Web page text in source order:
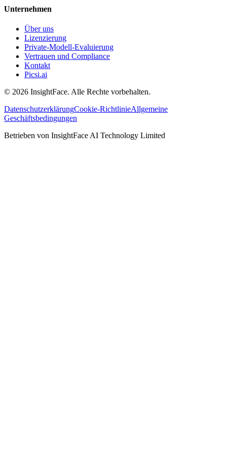
Unternehmen
Über uns
Lizenzierung
Private-Modell-Evaluierung
Vertrauen und Compliance
Kontakt
Picsi.ai
© 2026 InsightFace. Alle Rechte vorbehalten.
DatenschutzerklärungCookie-RichtlinieAllgemeine
Geschäftsbedingungen
Betrieben von InsightFace AI Technology Limited